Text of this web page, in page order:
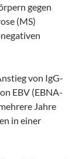
gegen
(MS)
von IgG-
EBV (EBNA-
Jahre
in einer